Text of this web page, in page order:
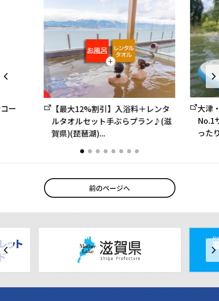
ー
【最大12%割引】入浴料＋レンタ
ルタオルセット手ぶらプラン♪(滋
賀県)(琵琶湖)...
大津
No.1
った
前のページへ